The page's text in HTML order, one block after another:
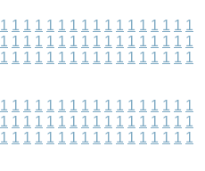
1 1 1 1 1 1 1 1 1 1 1 1 1 1 1 1 1
1 1 1 1 1 1 1 1 1 1 1 1 1 1 1 1 1
1 1 1 1 1 1 1 1 1 1 1 1 1 1 1 1 1
1 1 1 1 1 1 1 1 1 1 1 1 1 1 1 1 1
1 1 1 1 1 1 1 1 1 1 1 1 1 1 1 1 1
1 1 1 1 1 1 1 1 1 1 1 1 1 1 1 1 1